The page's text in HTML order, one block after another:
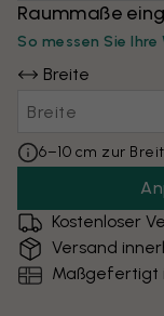
Raummaße
So messen Sie Ihre
Breite
6–10 cm zur
Kostenloser
Versand
Maßgefertigt